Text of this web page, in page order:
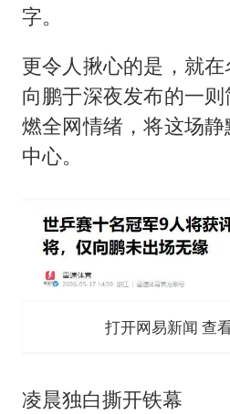
字。
更令人揪心的是，就在
向鹏于深夜发布的一
燃全网情绪，将这场
中心。
打开网易新闻 查
凌晨独白撕开铁幕